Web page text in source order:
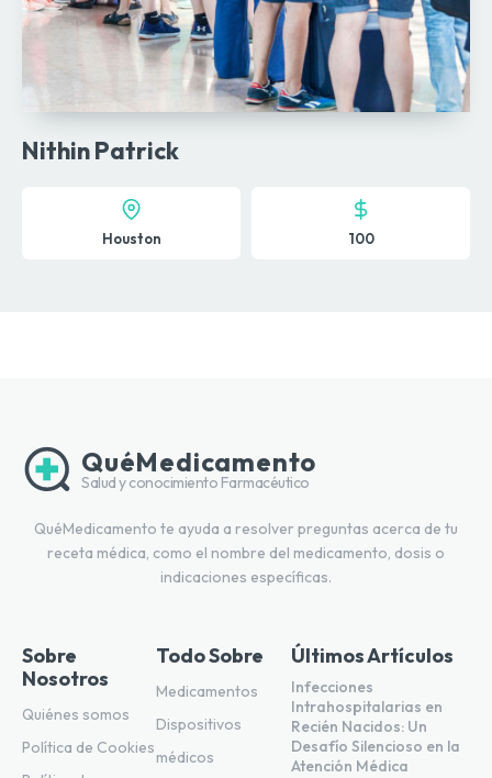
Nithin Patrick
Houston 100
QuéMedicamento
Salud y conocimiento Farmacéutico
QuéMedicamento te ayuda a resolver preguntas acerca de tu
receta médica, como el nombre del medicamento, dosis o
indicaciones específicas.
Sobre
Nosotros
Quiénes somos
Política de Cookies
Todo Sobre
Medicamentos
Dispositivos
médicos
Últimos Artículos
Infecciones
Intrahospitalarias en
Recién Nacidos: Un
Desafío Silencioso en la
Atención Médica